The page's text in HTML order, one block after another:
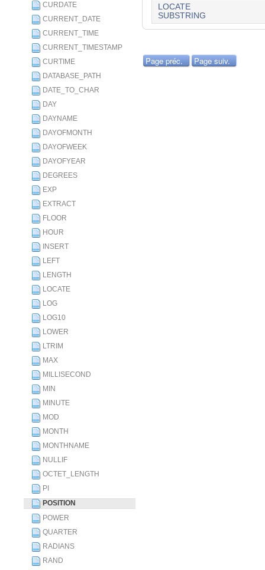
CURDATE
CURRENT_DATE
CURRENT_TIME
CURRENT_TIMESTAMP
CURTIME
DATABASE_PATH
DATE_TO_CHAR
DAY
DAYNAME
DAYOFMONTH
DAYOFWEEK
DAYOFYEAR
DEGREES
EXP
EXTRACT
FLOOR
HOUR
INSERT
LEFT
LENGTH
LOCATE
LOG
LOG10
LOWER
LTRIM
MAX
MILLISECOND
MIN
MINUTE
MOD
MONTH
MONTHNAME
NULLIF
OCTET_LENGTH
PI
POSITION
POWER
QUARTER
RADIANS
RAND
LOCATE
SUBSTRING
Page préc. Page suiv.